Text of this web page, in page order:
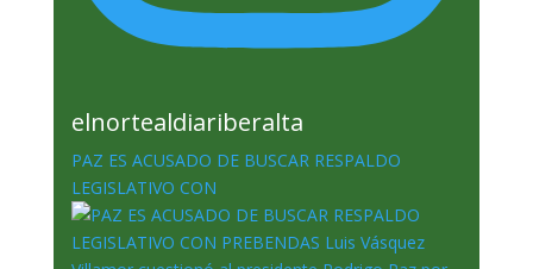
elnortealdiariberalta
PAZ ES ACUSADO DE BUSCAR RESPALDO
LEGISLATIVO CON